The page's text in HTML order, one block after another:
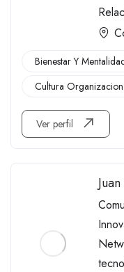
Bienestar Y
Cultura
Ver perfil